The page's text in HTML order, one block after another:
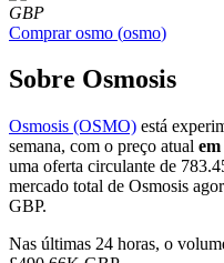
Futuros COIN-M
Futuros de criptomoeda
TradFi
GBP
Comprar osmo (osmo)
Sobre Osmosis
Osmosis (OSMO) está
semana, com o preço atual
uma oferta circulante de
mercado total de Osmosis
GBP.
Nas últimas 24 horas, o